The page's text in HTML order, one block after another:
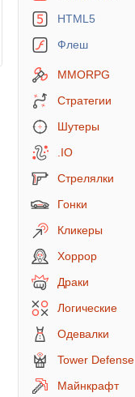
HTML5
Флеш
MMORPG
Стратегии
Шутеры
.IO
Стрелялки
Гонки
Кликеры
Хоррор
Драки
Логические
Одевалки
Tower Defense
Майнкрафт